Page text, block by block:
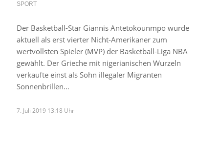
SPORT
Der Basketball-Star Giannis Antetokounmpo wurde
aktuell als erst vierter Nicht-Amerikaner zum
wertvollsten Spieler (MVP) der Basketball-Liga NBA
gewählt. Der Grieche mit nigerianischen Wurzeln
verkaufte einst als Sohn illegaler Migranten
Sonnenbrillen…
7. Juli 2019 13:18 Uhr